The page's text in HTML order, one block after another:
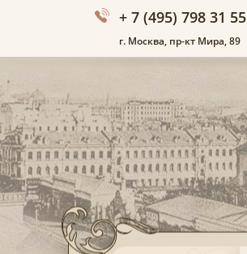
+ 7 (495) 798 31 55
г. Москва, пр-кт Мира, 89